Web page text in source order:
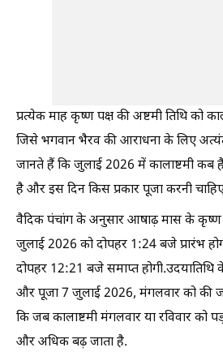
प्रत्येक माह कृष्ण पक्ष की अष्टमी तिथि को
जिसे भगवान भैरव की आराधना के लिए
जानते हैं कि जुलाई 2026 में कालाष्टमी
है और इस दिन किस प्रकार पूजा करनी
वैदिक पंचांग के अनुसार आषाढ़ मास के कृष्ण
जुलाई 2026 को दोपहर 1:24 बजे प्रारंभ
दोपहर 12:21 बजे समाप्त होगी.उदयातिथि
और पूजा 7 जुलाई 2026, मंगलवार को की
कि जब कालाष्टमी मंगलवार या रविवार को
और अधिक बढ़ जाता है.